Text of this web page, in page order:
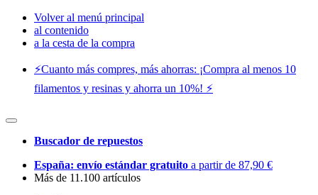
Volver al menú principal
al contenido
a la cesta de la compra
⚡️Cuanto más compres, más ahorras: ¡Compra al menos 10
filamentos y resinas y ahorra un 10%! ⚡️
Buscador de repuestos
España: envío estándar gratuito a partir de 87,90 €
Más de 11.100 artículos